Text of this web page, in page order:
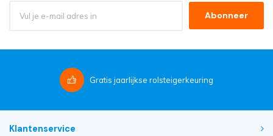
Abonneer
Gratis jaarlijkse rolsteigerkeuring
Klantenservice